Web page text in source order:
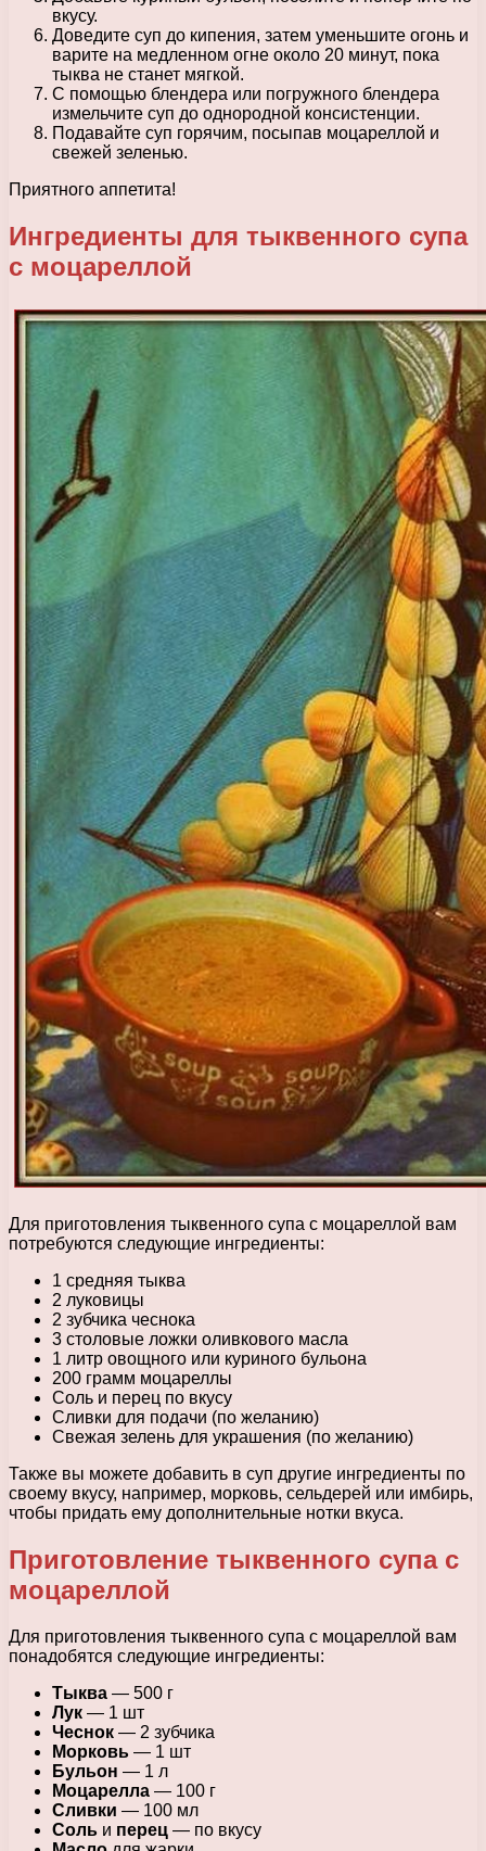
вкусу.
Доведите суп до кипения, затем уменьшите огонь и
варите на медленном огне около 20 минут, пока
тыква не станет мягкой.
С помощью блендера или погружного блендера
измельчите суп до однородной консистенции.
Подавайте суп горячим, посыпав моцареллой и
свежей зеленью.
Приятного аппетита!
Ингредиенты для тыквенного супа
с моцареллой
Для приготовления тыквенного супа с моцареллой вам
потребуются следующие ингредиенты:
1 средняя тыква
2 луковицы
2 зубчика чеснока
3 столовые ложки оливкового масла
1 литр овощного или куриного бульона
200 грамм моцареллы
Соль и перец по вкусу
Сливки для подачи (по желанию)
Свежая зелень для украшения (по желанию)
Также вы можете добавить в суп другие ингредиенты по
своему вкусу, например, морковь, сельдерей или имбирь,
чтобы придать ему дополнительные нотки вкуса.
Приготовление тыквенного супа с
моцареллой
Для приготовления тыквенного супа с моцареллой вам
понадобятся следующие ингредиенты:
Тыква — 500 г
Лук — 1 шт
Чеснок — 2 зубчика
Морковь — 1 шт
Бульон — 1 л
Моцарелла — 100 г
Сливки — 100 мл
Соль и перец — по вкусу